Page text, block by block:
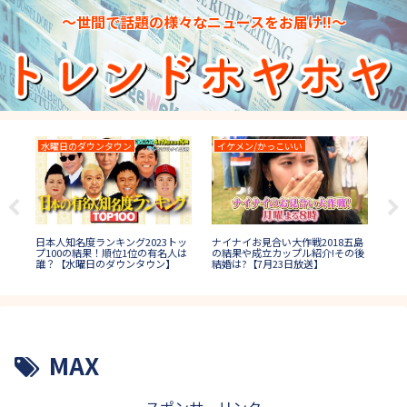
～世間で話題の様々なニュースをお届け!!～
水曜日のダウンタウン
日本人知名度ランキング2023トッ
プ100の結果！順位1位の有名人は
誰？【水曜日のダウンタウン】
イケメン/かっこいい
ナイナイお見合い大作戦2018五島
の結果や成立カップル紹介!その後
結婚は?【7月23日放送】
MAX